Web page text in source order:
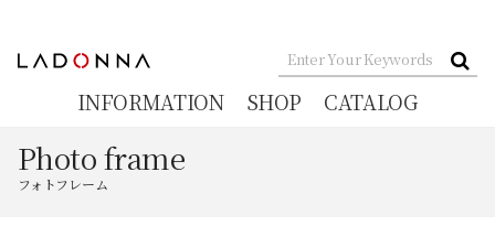
Photo frame
フォトフレーム
INFORMATION SHOP CATALOG